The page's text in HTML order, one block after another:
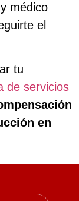
médico
el
tu
de servicios
en